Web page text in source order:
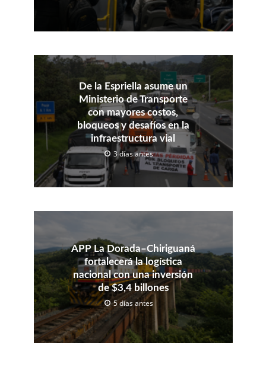
De la Espriella asume un
Ministerio de Transporte
con mayores costos,
bloqueos y desafíos en la
infraestructura vial
3 días antes
APP La Dorada–Chiriguaná
fortalecerá la logística
nacional con una inversión
de $3,4 billones
5 días antes